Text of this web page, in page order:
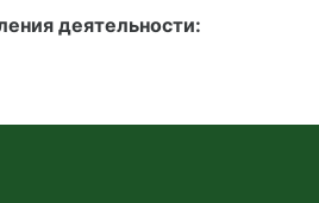
деятельности: